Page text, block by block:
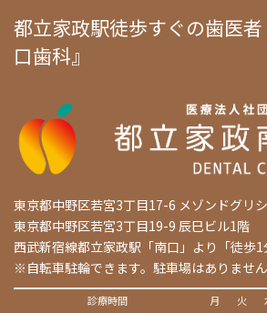
都立家政駅徒歩すぐの歯医
口歯科』
東京都中野区若宮3丁目17-6 メゾンドグリ
東京都中野区若宮3丁目19-9 辰巳ビル1階
西武新宿線都立家政駅「南口」より「徒歩1
※自転車駐輪できます。駐車場はありません
診療時間 月 火